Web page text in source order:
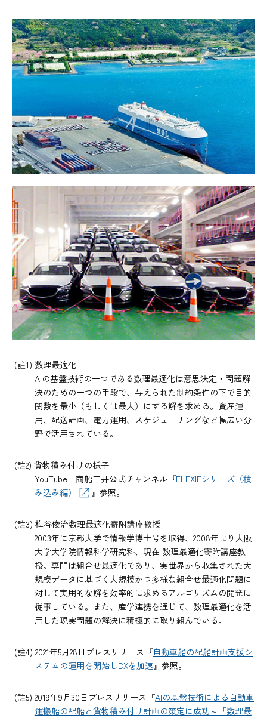
(註1) 数理最適化
AIの基盤技術の一つである数理最適化は意思決定・問題解
決のための一つの手段で、与えられた制約条件の下で目的
関数を最小（もしくは最大）にする解を求める。資産運
用、配送計画、電力運用、スケジューリングなど幅広い分
野で活用されている。
(註2) 貨物積み付けの様子
YouTube 商船三井公式チャンネル『FLEXIEシリーズ（積
み込み編）
』参照。
(註3) 梅谷俊治数理最適化寄附講座教授
2003年に京都大学で情報学博士号を取得、2008年より大阪
大学大学院情報科学研究科、現在 数理最適化寄附講座教
授。専門は組合せ最適化であり、実世界から収集された大
規模データに基づく大規模かつ多様な組合せ最適化問題に
対して実用的な解を効率的に求めるアルゴリズムの開発に
従事している。また、産学連携を通じて、数理最適化を活
用した現実問題の解決に積極的に取り組んでいる。
(註4) 2021年5月28日プレスリリース『自動車船の配船計画支援シ
ステムの運用を開始しDXを加速 』参照。
(註5) 2019年9月30日プレスリリース『AIの基盤技術による自動車
運搬船の配船と貨物積み付け計画の策定に成功～「数理最